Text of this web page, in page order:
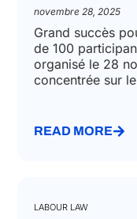
novembre 28, 2025
Grand succès
de 100
organisé le 28
concentrée sur
READ MORE
LABOUR LAW